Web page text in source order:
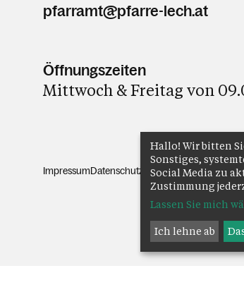
pfarramt@pfarre-lech.at
Öffnungszeiten
Mittwoch & Freitag von
ImpressumDatenschutz Anmelden
Hallo! Wir bitten
Sonstiges,
Social Media zu
Zustimmung
Lassen Sie mich
Ich lehne ab